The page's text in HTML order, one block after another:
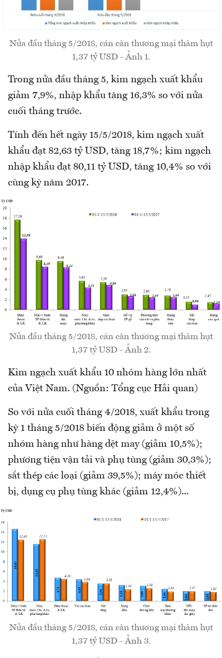
Nửa đầu tháng 5/2018, cán cân thương mại thâm hụt
1,37 tỷ USD - Ảnh 1.
Trong nửa đầu tháng 5, kim ngạch xuất khẩu
giảm 7,9%, nhập khẩu tăng 16,3% so với nửa
cuối tháng trước.
Tính đến hết ngày 15/5/2018, kim ngạch xuất
khẩu đạt 82,63 tỷ USD, tăng 18,7%; kim ngạch
nhập khẩu đạt 80,11 tỷ USD, tăng 10,4% so với
cùng kỳ năm 2017.
Nửa đầu tháng 5/2018, cán cân thương mại thâm hụt
1,37 tỷ USD - Ảnh 2.
Kim ngạch xuất khẩu 10 nhóm hàng lớn nhất
của Việt Nam. (Nguồn: Tổng cục Hải quan)
So với nửa cuối tháng 4/2018, xuất khẩu trong
kỳ 1 tháng 5/2018 biến động giảm ở một số
nhóm hàng như hàng dệt may (giảm 10,5%);
phương tiện vận tải và phụ tùng (giảm 30,3%);
sắt thép các loại (giảm 39,5%); máy móc thiết
bị, dụng cụ phụ tùng khác (giảm 12,4%)...
Nửa đầu tháng 5/2018, cán cân thương mại thâm hụt
1,37 tỷ USD - Ảnh 3.